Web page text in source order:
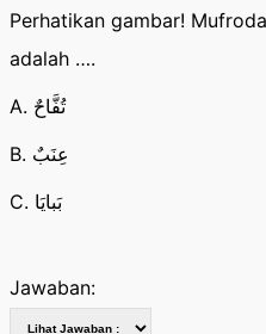
Perhatikan gambar!
adalah ….
A. تُفَّاحٌ
B. عِنَبٌ
C. بَبايَا
Jawaban: